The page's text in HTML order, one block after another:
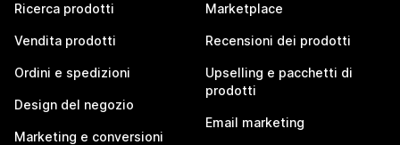
Ricerca prodotti
Vendita prodotti
Ordini e spedizioni
Design del negozio
Marketing e conversioni
Marketplace
Recensioni dei prodotti
Upselling e pacchetti di
prodotti
Email marketing